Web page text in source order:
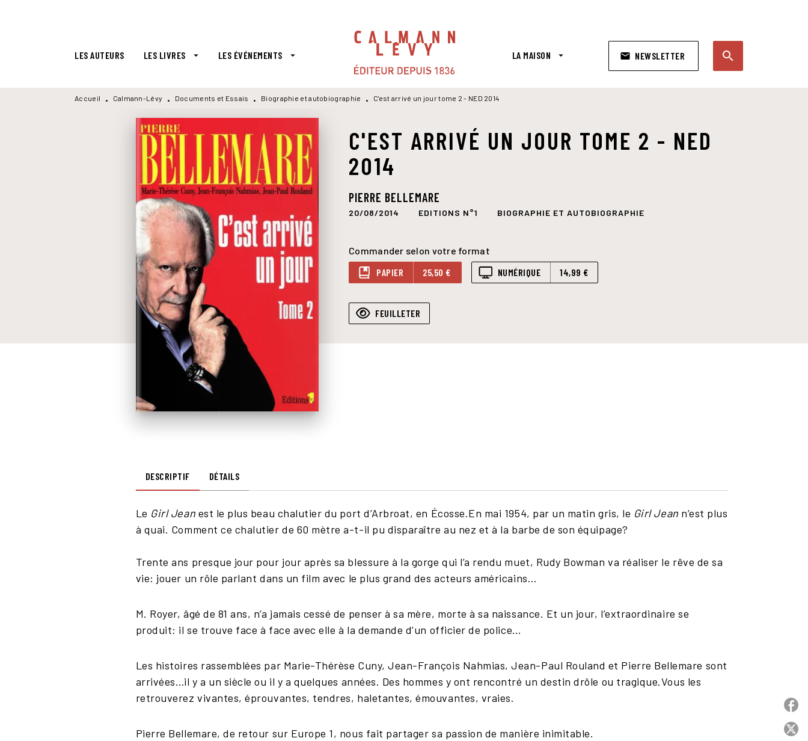
email NEWSLETTER search
LES AUTEURS LES LIVRES arrow_drop_down LES ÉVÉNEMENTS arrow_drop_down LA MAISON arrow_drop_down search
Accueil • Calmann-Lévy • Documents et Essais • Biographie et autobiographie • C'est arrivé un jour tome 2 - NED 2014
C'EST ARRIVÉ UN JOUR TOME 2 - NED
2014
PIERRE BELLEMARE
20/08/2014 EDITIONS N°1 BIOGRAPHIE ET AUTOBIOGRAPHIE
Commander selon votre format
PAPIER
25,50 € NUMÉRIQUE 14,99 €
FEUILLETER
DESCRIPTIF DÉTAILS
Le Girl Jean est le plus beau chalutier du port d’Arbroat, en Écosse.En mai 1954, par un matin gris, le Girl Jean n’est plus
à quai. Comment ce chalutier de 60 mètre a-t-il pu disparaître au nez et à la barbe de son équipage?
Trente ans presque jour pour jour après sa blessure à la gorge qui l’a rendu muet, Rudy Bowman va réaliser le rêve de sa
vie: jouer un rôle parlant dans un film avec le plus grand des acteurs américains…
M. Royer, âgé de 81 ans, n’a jamais cessé de penser à sa mère, morte à sa naissance. Et un jour, l’extraordinaire se
produit: il se trouve face à face avec elle à la demande d’un officier de police…
Les histoires rassemblées par Marie-Thérèse Cuny, Jean-François Nahmias, Jean-Paul Rouland et Pierre Bellemare sont
arrivées…il y a un siècle ou il y a quelques années. Des hommes y ont rencontré un destin drôle ou tragique.Vous les
retrouverez vivantes, éprouvantes, tendres, haletantes, émouvantes, vraies.
Pierre Bellemare, de retour sur Europe 1, nous fait partager sa passion de manière inimitable.